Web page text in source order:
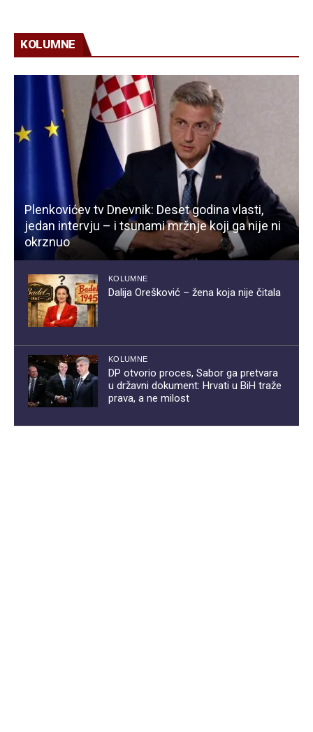
KOLUMNE
Plenkovićev tv Dnevnik: Deset godina vlasti,
jedan intervju – i tsunami mržnje koji ga nije ni
okrznuo
KOLUMNE
Dalija Orešković – žena koja nije čitala
KOLUMNE
DP otvorio proces, Sabor ga pretvara
u državni dokument: Hrvati u BiH traže
prava, a ne milost